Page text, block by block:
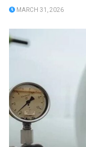
MARCH 31, 2026